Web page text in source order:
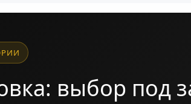
выбор под